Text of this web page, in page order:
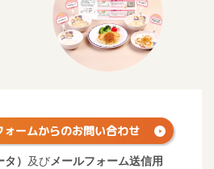
ォームからのお問い合わせ
） 及びメールフォーム送信用